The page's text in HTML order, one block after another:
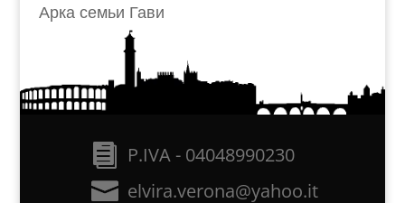
Арка семьи Гави
P.IVA - 04048990230
elvira.verona@yahoo.it